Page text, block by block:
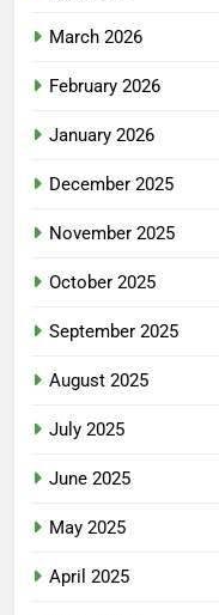
March 2026
February 2026
January 2026
December 2025
November 2025
October 2025
September 2025
August 2025
July 2025
June 2025
May 2025
April 2025